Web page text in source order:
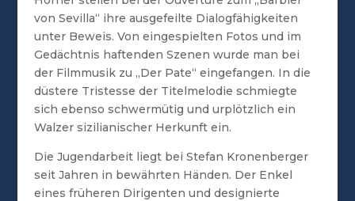
von Sevilla“ ihre ausgefeilte Dialogfähigkeiten
unter Beweis. Von eingespielten Fotos und im
Gedächtnis haftenden Szenen wurde man bei
der Filmmusik zu „Der Pate“ eingefangen. In die
düstere Tristesse der Titelmelodie schmiegte
sich ebenso schwermütig und urplötzlich ein
Walzer sizilianischer Herkunft ein.
Die Jugendarbeit liegt bei Stefan Kronenberger
seit Jahren in bewährten Händen. Der Enkel
eines früheren Dirigenten und designierte